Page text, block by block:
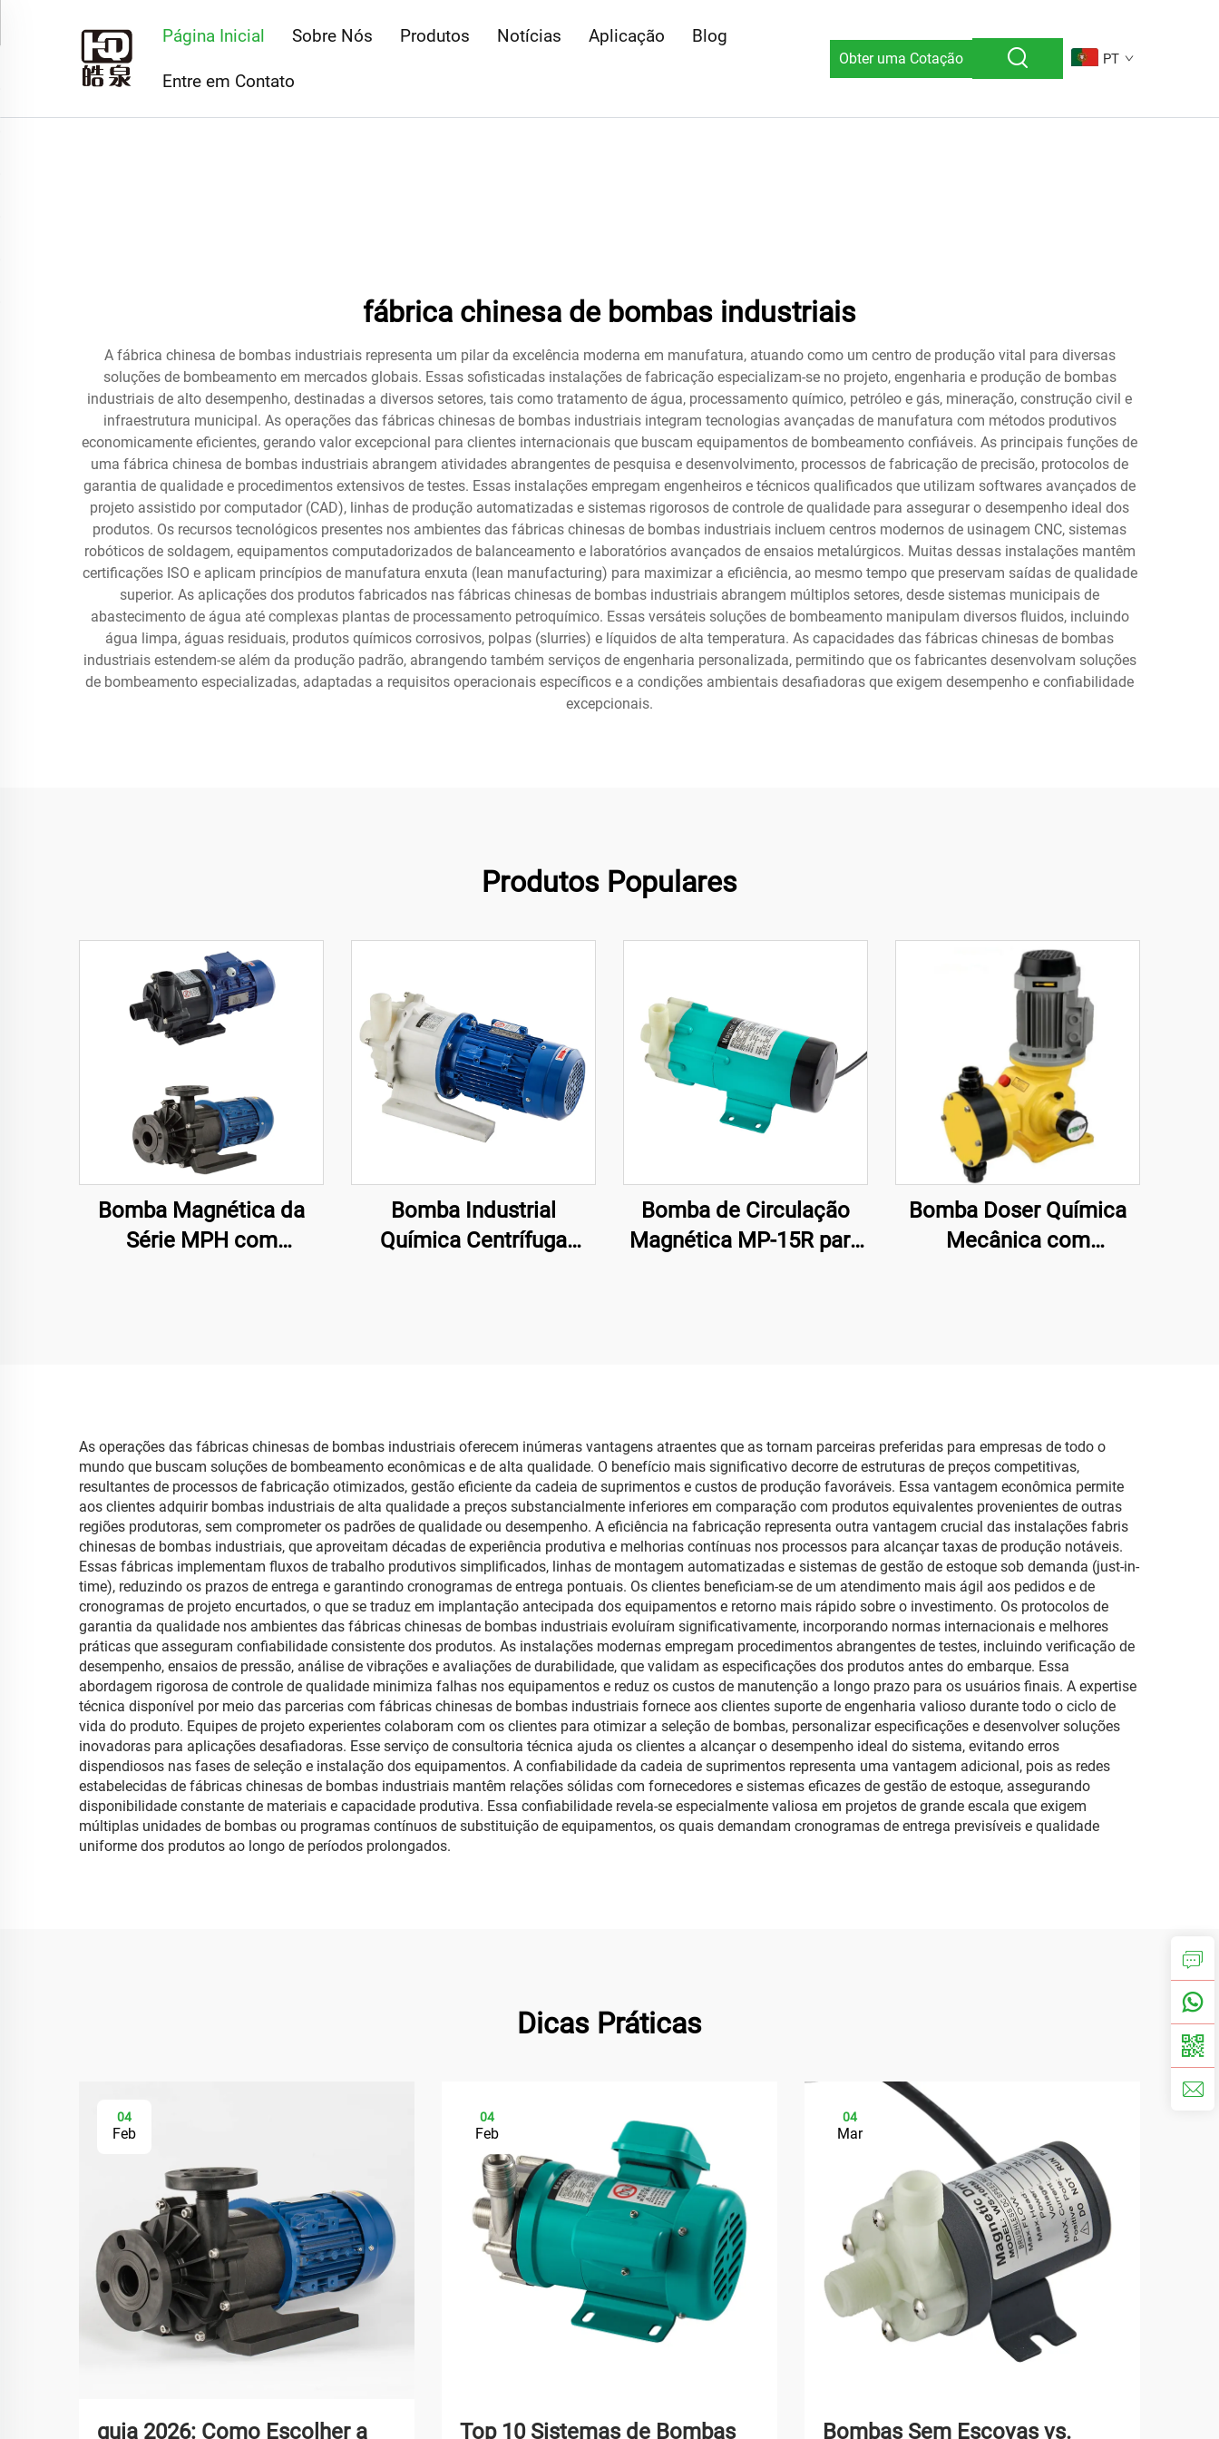
Página Inicial Sobre Nós Produtos Notícias Aplicação Blog
Entre em Contato
Obter uma Cotação PT
fábrica chinesa de bombas industriais
A fábrica chinesa de bombas industriais representa um pilar da excelência moderna em manufatura, atuando como um centro de produção vital para diversas
soluções de bombeamento em mercados globais. Essas sofisticadas instalações de fabricação especializam-se no projeto, engenharia e produção de bombas
industriais de alto desempenho, destinadas a diversos setores, tais como tratamento de água, processamento químico, petróleo e gás, mineração, construção civil e
infraestrutura municipal. As operações das fábricas chinesas de bombas industriais integram tecnologias avançadas de manufatura com métodos produtivos
economicamente eficientes, gerando valor excepcional para clientes internacionais que buscam equipamentos de bombeamento confiáveis. As principais funções de
uma fábrica chinesa de bombas industriais abrangem atividades abrangentes de pesquisa e desenvolvimento, processos de fabricação de precisão, protocolos de
garantia de qualidade e procedimentos extensivos de testes. Essas instalações empregam engenheiros e técnicos qualificados que utilizam softwares avançados de
projeto assistido por computador (CAD), linhas de produção automatizadas e sistemas rigorosos de controle de qualidade para assegurar o desempenho ideal dos
produtos. Os recursos tecnológicos presentes nos ambientes das fábricas chinesas de bombas industriais incluem centros modernos de usinagem CNC, sistemas
robóticos de soldagem, equipamentos computadorizados de balanceamento e laboratórios avançados de ensaios metalúrgicos. Muitas dessas instalações mantêm
certificações ISO e aplicam princípios de manufatura enxuta (lean manufacturing) para maximizar a eficiência, ao mesmo tempo que preservam saídas de qualidade
superior. As aplicações dos produtos fabricados nas fábricas chinesas de bombas industriais abrangem múltiplos setores, desde sistemas municipais de
abastecimento de água até complexas plantas de processamento petroquímico. Essas versáteis soluções de bombeamento manipulam diversos fluidos, incluindo
água limpa, águas residuais, produtos químicos corrosivos, polpas (slurries) e líquidos de alta temperatura. As capacidades das fábricas chinesas de bombas
industriais estendem-se além da produção padrão, abrangendo também serviços de engenharia personalizada, permitindo que os fabricantes desenvolvam soluções
de bombeamento especializadas, adaptadas a requisitos operacionais específicos e a condições ambientais desafiadoras que exigem desempenho e confiabilidade
excepcionais.
Produtos Populares
Bomba Magnética da
Série MPH com
Bomba Industrial
Química Centrífuga
Bomba de Circulação
Magnética MP-15R para
Bomba Doser Química
Mecânica com
As operações das fábricas chinesas de bombas industriais oferecem inúmeras vantagens atraentes que as tornam parceiras preferidas para empresas de todo o
mundo que buscam soluções de bombeamento econômicas e de alta qualidade. O benefício mais significativo decorre de estruturas de preços competitivas,
resultantes de processos de fabricação otimizados, gestão eficiente da cadeia de suprimentos e custos de produção favoráveis. Essa vantagem econômica permite
aos clientes adquirir bombas industriais de alta qualidade a preços substancialmente inferiores em comparação com produtos equivalentes provenientes de outras
regiões produtoras, sem comprometer os padrões de qualidade ou desempenho. A eficiência na fabricação representa outra vantagem crucial das instalações fabris
chinesas de bombas industriais, que aproveitam décadas de experiência produtiva e melhorias contínuas nos processos para alcançar taxas de produção notáveis.
Essas fábricas implementam fluxos de trabalho produtivos simplificados, linhas de montagem automatizadas e sistemas de gestão de estoque sob demanda (just-in-
time), reduzindo os prazos de entrega e garantindo cronogramas de entrega pontuais. Os clientes beneficiam-se de um atendimento mais ágil aos pedidos e de
cronogramas de projeto encurtados, o que se traduz em implantação antecipada dos equipamentos e retorno mais rápido sobre o investimento. Os protocolos de
garantia da qualidade nos ambientes das fábricas chinesas de bombas industriais evoluíram significativamente, incorporando normas internacionais e melhores
práticas que asseguram confiabilidade consistente dos produtos. As instalações modernas empregam procedimentos abrangentes de testes, incluindo verificação de
desempenho, ensaios de pressão, análise de vibrações e avaliações de durabilidade, que validam as especificações dos produtos antes do embarque. Essa
abordagem rigorosa de controle de qualidade minimiza falhas nos equipamentos e reduz os custos de manutenção a longo prazo para os usuários finais. A expertise
técnica disponível por meio das parcerias com fábricas chinesas de bombas industriais fornece aos clientes suporte de engenharia valioso durante todo o ciclo de
vida do produto. Equipes de projeto experientes colaboram com os clientes para otimizar a seleção de bombas, personalizar especificações e desenvolver soluções
inovadoras para aplicações desafiadoras. Esse serviço de consultoria técnica ajuda os clientes a alcançar o desempenho ideal do sistema, evitando erros
dispendiosos nas fases de seleção e instalação dos equipamentos. A confiabilidade da cadeia de suprimentos representa uma vantagem adicional, pois as redes
estabelecidas de fábricas chinesas de bombas industriais mantêm relações sólidas com fornecedores e sistemas eficazes de gestão de estoque, assegurando
disponibilidade constante de materiais e capacidade produtiva. Essa confiabilidade revela-se especialmente valiosa em projetos de grande escala que exigem
múltiplas unidades de bombas ou programas contínuos de substituição de equipamentos, os quais demandam cronogramas de entrega previsíveis e qualidade
uniforme dos produtos ao longo de períodos prolongados.
Dicas Práticas
04
Feb
guia 2026: Como Escolher a
04
Feb
Top 10 Sistemas de Bombas
04
Mar
Bombas Sem Escovas vs.